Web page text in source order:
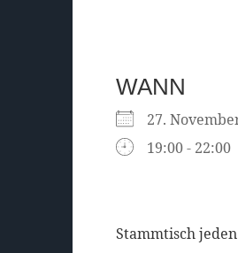
WANN
27.
19:00 - 22:00
Stammtisch